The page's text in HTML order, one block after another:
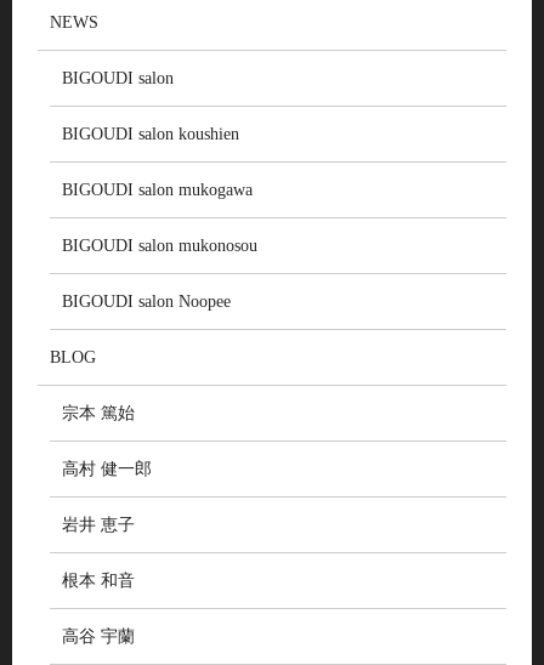
NEWS
BIGOUDI salon
BIGOUDI salon koushien
BIGOUDI salon mukogawa
BIGOUDI salon mukonosou
BIGOUDI salon Noopee
BLOG
宗本 篤始
高村 健一郎
岩井 恵子
根本 和音
高谷 宇蘭